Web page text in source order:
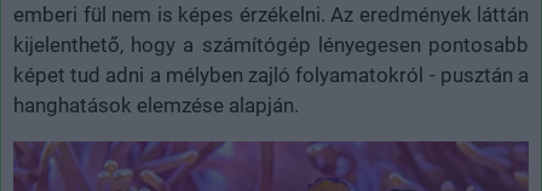
emberi fül nem is képes érzékelni. Az eredmények láttán
kijelenthető, hogy a számítógép lényegesen pontosabb
képet tud adni a mélyben zajló folyamatokról - pusztán a
hanghatások elemzése alapján.